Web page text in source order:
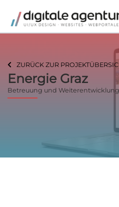
ZURÜCK ZUR
Energie Graz
Betreuung und